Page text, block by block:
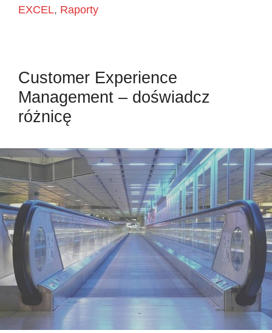
EXCEL, Raporty
Customer Experience
Management – doświadcz
różnicę